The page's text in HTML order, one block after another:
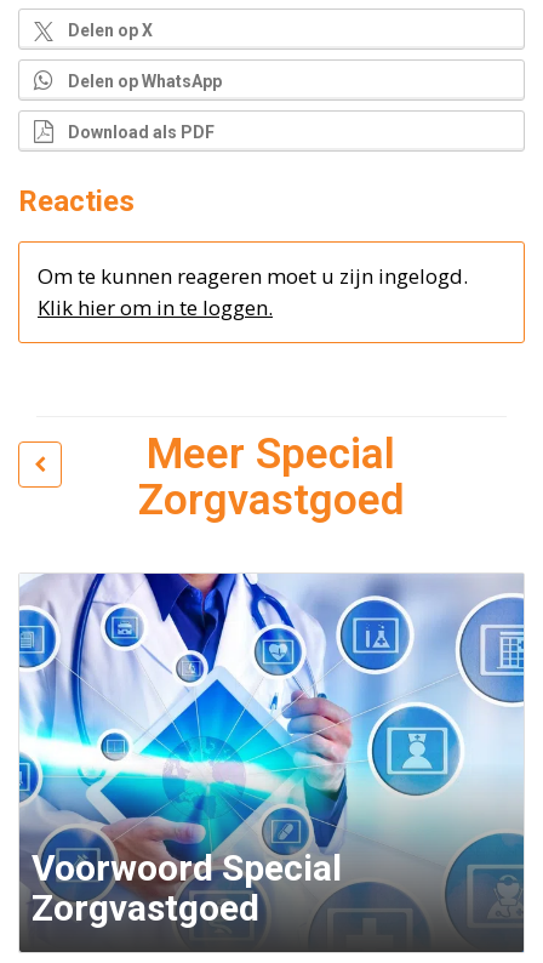
Delen op X
Delen op WhatsApp
Download als PDF
Reacties
Om te kunnen reageren moet u zijn ingelogd.
Klik hier om in te loggen.
Meer Special
Zorgvastgoed
Voorwoord Special
Zorgvastgoed